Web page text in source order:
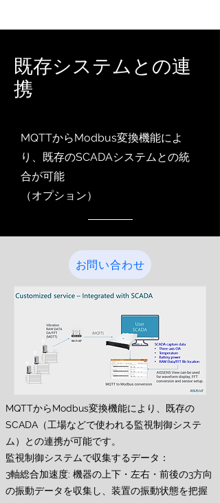
​既存システムとの連
携
MQTTからModbus変換機能によ
り、既存のSCADAシステムとの統
合が可能
​（オプション）
お問い合わせ
MQTTからModbus変換機能により、既存の
SCADA（工場などで使われる監視制御システ
ム）との連携が可能です。
監視制御システムで収集するデータ：
3軸総合加速度: 機器の上下・左右・前後の3方向
の振動データを収集し、装置の振動状態を把握